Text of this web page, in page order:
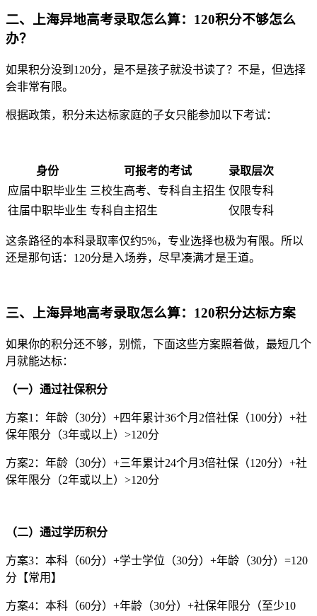
二、上海异地高考录取怎么算：120积分不够怎么
办？
如果积分没到120分，是不是孩子就没书读了？不是，但选择
会非常有限。
根据政策，积分未达标家庭的子女只能参加以下考试：
身份 可报考的考试
录取层次
应届中职毕业生 三校生高考、专科自主招生 仅限专科
往届中职毕业生 专科自主招生 仅限专科
这条路径的本科录取率仅约5%，专业选择也极为有限。所以
还是那句话：120分是入场券，尽早凑满才是王道。
三、上海异地高考录取怎么算：120积分达标方案
如果你的积分还不够，别慌，下面这些方案照着做，最短几个
月就能达标：
（一）通过社保积分
方案1：年龄（30分）+四年累计36个月2倍社保（100分）+社
保年限分（3年或以上）>120分
方案2：年龄（30分）+三年累计24个月3倍社保（120分）+社
保年限分（2年或以上）>120分
（二）通过学历积分
方案3：本科（60分）+学士学位（30分）+年龄（30分）=120
分【常用】
方案4：本科（60分）+年龄（30分）+社保年限分（至少10